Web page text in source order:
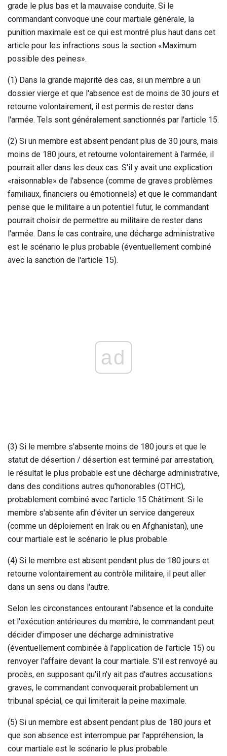
grade le plus bas et la mauvaise conduite. Si le
commandant convoque une cour martiale générale, la
punition maximale est ce qui est montré plus haut dans cet
article pour les infractions sous la section «Maximum
possible des peines».
(1) Dans la grande majorité des cas, si un membre a un
dossier vierge et que l'absence est de moins de 30 jours et
retourne volontairement, il est permis de rester dans
l'armée. Tels sont généralement sanctionnés par l'article 15.
(2) Si un membre est absent pendant plus de 30 jours, mais
moins de 180 jours, et retourne volontairement à l'armée, il
pourrait aller dans les deux cas. S'il y avait une explication
«raisonnable» de l'absence (comme de graves problèmes
familiaux, financiers ou émotionnels) et que le commandant
pense que le militaire a un potentiel futur, le commandant
pourrait choisir de permettre au militaire de rester dans
l'armée. Dans le cas contraire, une décharge administrative
est le scénario le plus probable (éventuellement combiné
avec la sanction de l'article 15).
ad
(3) Si le membre s'absente moins de 180 jours et que le
statut de désertion / désertion est terminé par arrestation,
le résultat le plus probable est une décharge administrative,
dans des conditions autres qu'honorables (OTHC),
probablement combiné avec l'article 15 Châtiment. Si le
membre s'absente afin d'éviter un service dangereux
(comme un déploiement en Irak ou en Afghanistan), une
cour martiale est le scénario le plus probable.
(4) Si le membre est absent pendant plus de 180 jours et
retourne volontairement au contrôle militaire, il peut aller
dans un sens ou dans l'autre.
Selon les circonstances entourant l'absence et la conduite
et l'exécution antérieures du membre, le commandant peut
décider d'imposer une décharge administrative
(éventuellement combinée à l'application de l'article 15) ou
renvoyer l'affaire devant la cour martiale. S'il est renvoyé au
procès, en supposant qu'il n'y ait pas d'autres accusations
graves, le commandant convoquerait probablement un
tribunal spécial, ce qui limiterait la peine maximale.
(5) Si un membre est absent pendant plus de 180 jours et
que son absence est interrompue par l'appréhension, la
cour martiale est le scénario le plus probable.